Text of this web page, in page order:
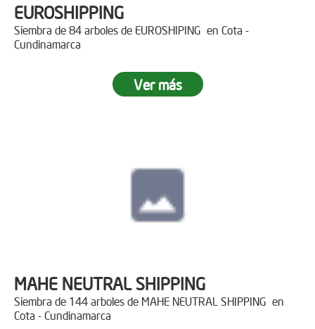
EUROSHIPPING
Siembra de 84 arboles de EUROSHIPING en Cota -
Cundinamarca
Ver más
MAHE NEUTRAL SHIPPING
Siembra de 144 arboles de MAHE NEUTRAL SHIPPING en
Cota - Cundinamarca